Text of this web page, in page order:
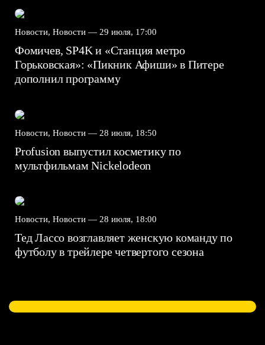
Новости, Новости — 29 июля, 17:00
Фомичев, SP4K и «Станция метро
Горьковская»: «Пикник Афиши» в Питере
дополнил программу
Новости, Новости — 28 июля, 18:50
Profusion выпустил косметику по
мультфильмам Nickelodeon
Новости, Новости — 28 июля, 18:00
Тед Лассо возглавляет женскую команду по
футболу в трейлере четвертого сезона